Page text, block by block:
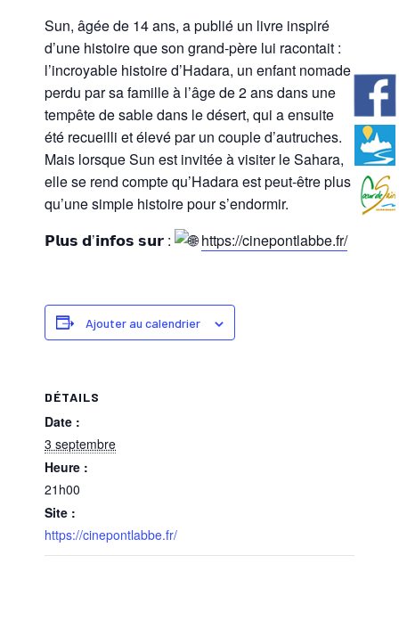
Sun, âgée de 14 ans, a publié un livre inspiré
d’une histoire que son grand-père lui racontait :
l’incroyable histoire d’Hadara, un enfant nomade
perdu par sa famille à l’âge de 2 ans dans une
tempête de sable dans le désert, qui a ensuite
été recueilli et élevé par un couple d’autruches.
Mais lorsque Sun est invitée à visiter le Sahara,
elle se rend compte qu’Hadara est peut-être plus
qu’une simple histoire pour s’endormir.
𝗣𝗹𝘂𝘀 𝗱’𝗶𝗻𝗳𝗼𝘀 𝘀𝘂𝗿 :
https://cinepontlabbe.fr/
Ajouter au calendrier
DÉTAILS
Date :
3 septembre
Heure :
21h00
Site :
https://cinepontlabbe.fr/